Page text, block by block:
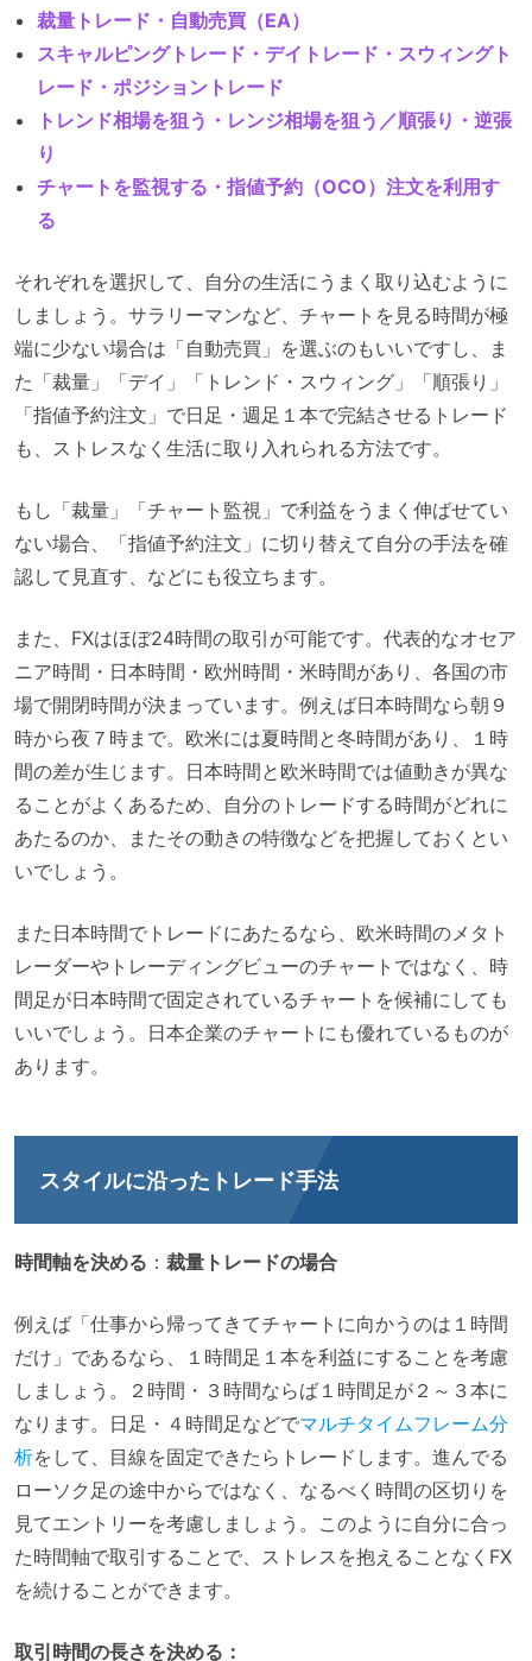
裁量トレード・自動売買（EA）
スキャルピングトレード・デイトレード・スウィングト
レード・ポジショントレード
トレンド相場を狙う・レンジ相場を狙う／順張り・逆張
り
チャートを監視する・指値予約（OCO）注文を利用す
る
それぞれを選択して、自分の生活にうまく取り込むように
しましょう。サラリーマンなど、チャートを見る時間が極
端に少ない場合は「自動売買」を選ぶのもいいですし、ま
た「裁量」「デイ」「トレンド・スウィング」「順張り」
「指値予約注文」で日足・週足１本で完結させるトレード
も、ストレスなく生活に取り入れられる方法です。
もし「裁量」「チャート監視」で利益をうまく伸ばせてい
ない場合、「指値予約注文」に切り替えて自分の手法を確
認して見直す、などにも役立ちます。
また、FXはほぼ24時間の取引が可能です。代表的なオセア
ニア時間・日本時間・欧州時間・米時間があり、各国の市
場で開閉時間が決まっています。例えば日本時間なら朝９
時から夜７時まで。欧米には夏時間と冬時間があり、１時
間の差が生じます。日本時間と欧米時間では値動きが異な
ることがよくあるため、自分のトレードする時間がどれに
あたるのか、またその動きの特徴などを把握しておくとい
いでしょう。
また日本時間でトレードにあたるなら、欧米時間のメタト
レーダーやトレーディングビューのチャートではなく、時
間足が日本時間で固定されているチャートを候補にしても
いいでしょう。日本企業のチャートにも優れているものが
あります。
スタイルに沿ったトレード手法
時間軸を決める ： 裁量トレードの場合
例えば「仕事から帰ってきてチャートに向かうのは１時間
だけ」であるなら、１時間足１本を利益にすることを考慮
しましょう。２時間・３時間ならば１時間足が２～３本に
なります。日足・４時間足などでマルチタイムフレーム分
析をして、目線を固定できたらトレードします。進んでる
ローソク足の途中からではなく、なるべく時間の区切りを
見てエントリーを考慮しましょう。このように自分に合っ
た時間軸で取引することで、ストレスを抱えることなくFX
を続けることができます。
取引時間の長さを決める：